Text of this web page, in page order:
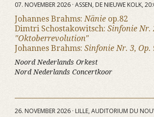
07. NOVEMBER 2026 · ASSEN, DE NIEUWE KOLK,
Johannes Brahms:Nänie op.82
Dimtri Schostakowitsch: Sinfonie Nr.
"Oktoberrevolution"
Johannes Brahms: Sinfonie Nr. 3, Op.
Noord Nederlands Orkest
Nord Nederlands Concertkoor
26. NOVEMBER 2026 · LILLE, AUDITORIUM DU